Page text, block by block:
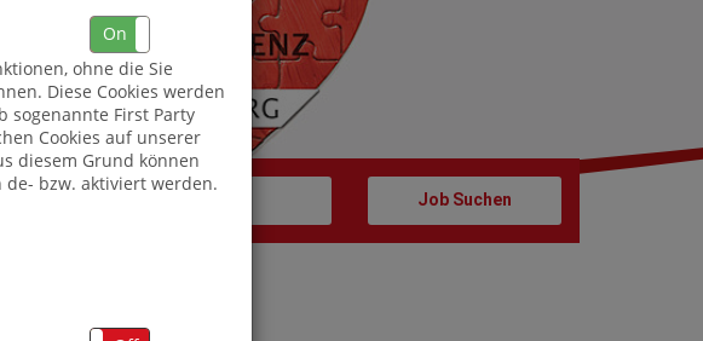
On
ohne die Sie
Diese Cookies werden
sogenannte First Party
Cookies auf unserer
diesem Grund können
bzw. aktiviert werden.